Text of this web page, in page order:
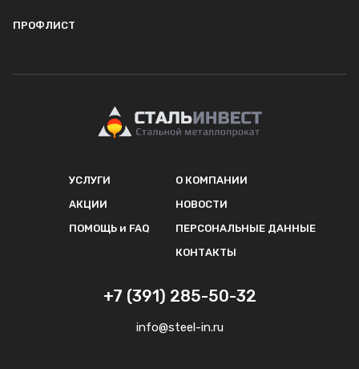
ПРОФЛИСТ
УСЛУГИ
АКЦИИ
ПОМОЩЬ и FAQ
О КОМПАНИИ
НОВОСТИ
ПЕРСОНАЛЬНЫЕ ДАННЫЕ
КОНТАКТЫ
+7 (391) 285-50-32
info@steel-in.ru